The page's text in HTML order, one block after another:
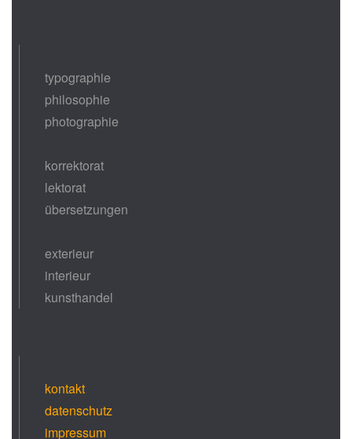
typographie
philosophie
photographie
korrektorat
lektorat
übersetzungen
exterieur
interieur
kunsthandel
kontakt
datenschutz
impressum